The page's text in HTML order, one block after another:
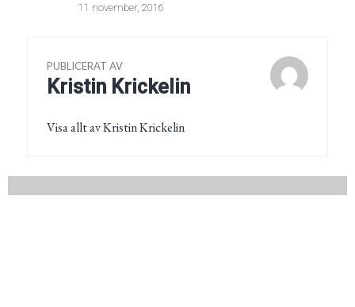
11 november, 2016
PUBLICERAT AV
Kristin Krickelin
Visa allt av Kristin Krickelin
Inläggsnavigering